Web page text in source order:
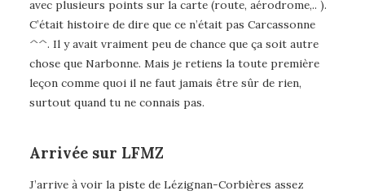
avec plusieurs points sur la carte (route, aérodrome,.. ).
C’était histoire de dire que ce n’était pas Carcassonne
^^. Il y avait vraiment peu de chance que ça soit autre
chose que Narbonne. Mais je retiens la toute première
leçon comme quoi il ne faut jamais être sûr de rien,
surtout quand tu ne connais pas.
Arrivée sur LFMZ
J’arrive à voir la piste de Lézignan-Corbières assez